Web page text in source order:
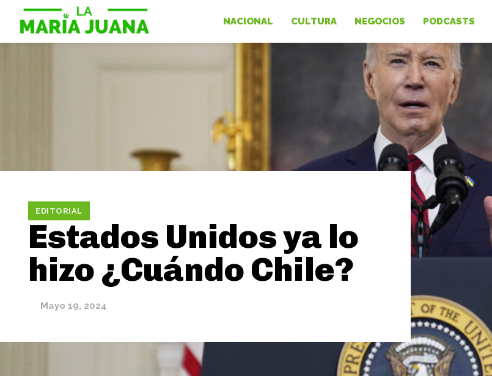
NACIONAL CULTURA NEGOCIOS PODCASTS
EDITORIAL
Estados Unidos ya lo
hizo ¿Cuándo Chile?
Mayo 19, 2024